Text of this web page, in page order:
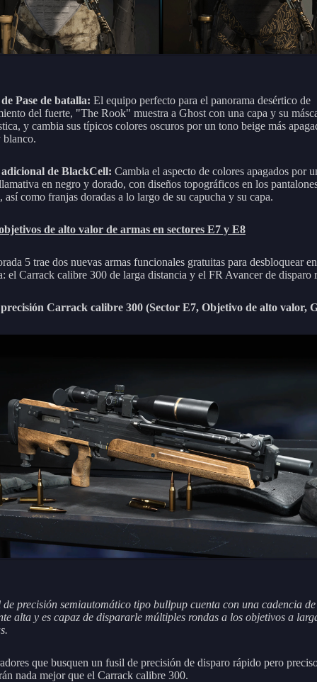
Pase de batalla: El equipo perfecto para el panorama desértico de
del fuerte, "The Rook" muestra a Ghost con una capa y su
y cambia sus típicos colores oscuros por un tono beige más
blanco.
de BlackCell: Cambia el aspecto de colores apagados por
en negro y dorado, con diseños topográficos en los
así como franjas doradas a lo largo de su capucha y su capa.
de alto valor de armas en sectores E7 y E8
5 trae dos nuevas armas funcionales gratuitas para desbloquear
el Carrack calibre 300 de larga distancia y el FR Avancer de disparo
Carrack calibre 300 (Sector E7, Objetivo de alto valor,
de precisión semiautomático tipo bullpup cuenta con una cadencia
alta y es capaz de dispararle múltiples rondas a los objetivos a
que busquen un fusil de precisión de disparo rápido pero
nada mejor que el Carrack calibre 300.